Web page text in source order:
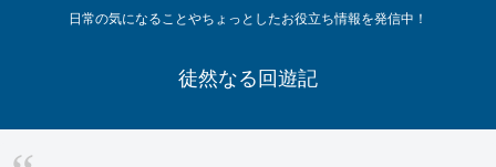
日常の気になることやちょっとしたお役立ち情報を発信中！
徒然なる回遊記